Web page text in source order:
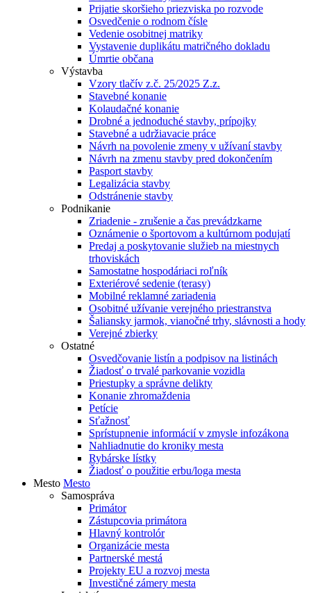
Prijatie skoršieho priezviska po rozvode
Osvedčenie o rodnom čísle
Vedenie osobitnej matriky
Vystavenie duplikátu matričného dokladu
Úmrtie občana
Výstavba
Vzory tlačív z.č. 25/2025 Z.z.
Stavebné konanie
Kolaudačné konanie
Drobné a jednoduché stavby, prípojky
Stavebné a udržiavacie práce
Návrh na povolenie zmeny v užívaní stavby
Návrh na zmenu stavby pred dokončením
Pasport stavby
Legalizácia stavby
Odstránenie stavby
Podnikanie
Zriadenie - zrušenie a čas prevádzkarne
Oznámenie o športovom a kultúrnom podujatí
Predaj a poskytovanie služieb na miestnych
trhoviskách
Samostatne hospodáriaci roľník
Exteriérové sedenie (terasy)
Mobilné reklamné zariadenia
Osobitné užívanie verejného priestranstva
Šaliansky jarmok, vianočné trhy, slávnosti a hody
Verejné zbierky
Ostatné
Osvedčovanie listín a podpisov na listinách
Žiadosť o trvalé parkovanie vozidla
Priestupky a správne delikty
Konanie zhromaždenia
Petície
Sťažnosť
Sprístupnenie informácií v zmysle infozákona
Nahliadnutie do kroniky mesta
Rybárske lístky
Žiadosť o použitie erbu/loga mesta
Mesto Mesto
Samospráva
Primátor
Zástupcovia primátora
Hlavný kontrolór
Organizácie mesta
Partnerské mestá
Projekty EU a rozvoj mesta
Investičné zámery mesta